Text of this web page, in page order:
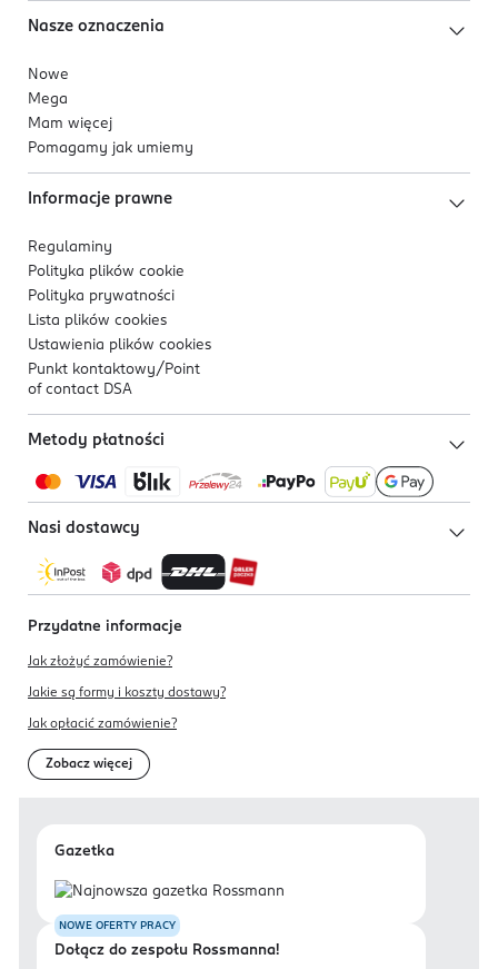
Nasze oznaczenia
Nowe
Mega
Mam więcej
Pomagamy jak umiemy
Informacje prawne
Regulaminy
Polityka plików cookie
Polityka prywatności
Lista plików cookies
Ustawienia plików cookies
Punkt kontaktowy/ Point
of contact DSA
Metody płatności
Nasi dostawcy
Przydatne informacje
Jak złożyć zamówienie?
Jakie są formy i koszty dostawy?
Jak opłacić zamówienie?
Zobacz więcej
Gazetka
NOWE OFERTY PRACY
Dołącz do zespołu Rossmanna!